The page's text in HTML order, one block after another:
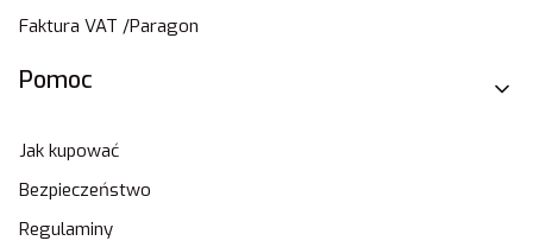
Faktura VAT /Paragon
Pomoc
Jak kupować
Bezpieczeństwo
Regulaminy